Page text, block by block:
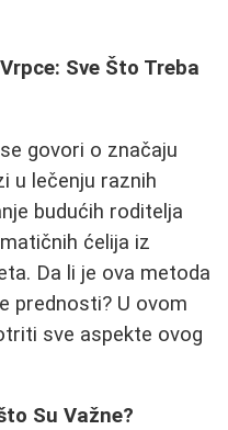
Sve Što Treba
govori o značaju
u lečenju raznih
budućih roditelja
ćelija iz
Da li je ova metoda
prednosti? U ovom
sve aspekte ovog
Su Važne?